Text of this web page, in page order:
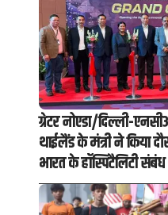
ग्रेटर नोएडा/दिल्ली-
थाईलैंड के मंत्री ने किया
भारत के हॉस्पिटैलिटी संबंध